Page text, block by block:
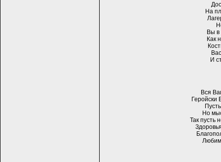
На
Вы в
Как
И
Вся
Геройски
Но
Так пусть